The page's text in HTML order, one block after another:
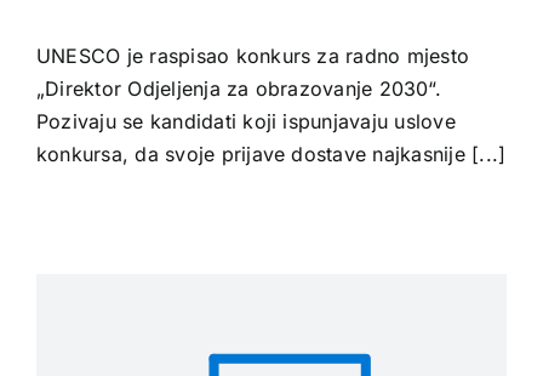
UNESCO je raspisao konkurs za radno mjesto
„Direktor Odjeljenja za obrazovanje 2030“.
Pozivaju se kandidati koji ispunjavaju uslove
konkursa, da svoje prijave dostave najkasnije [...]